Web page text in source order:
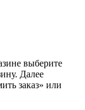
выберите
Далее
заказ» или